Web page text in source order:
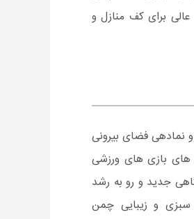
برای کف منازل و
نمادهی فضای بیرونی
های بازی های ورزشی
جدید و رو به رشد
سبزی و زیبایی چمن